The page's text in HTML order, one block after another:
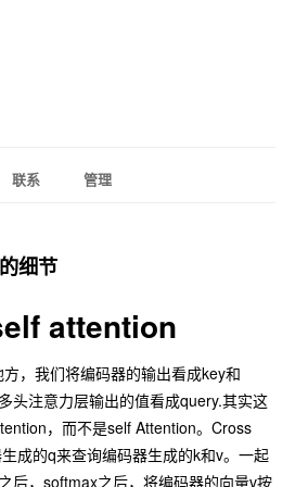
联系 管理
细节
attention
，我们将编码器的输出看成key和
头注意力层输出的值看成query.其实这
，而不是self Attention。Cross
成的q来查询编码器生成的k和v。一起
后，softmax之后，将编码器的向量v按